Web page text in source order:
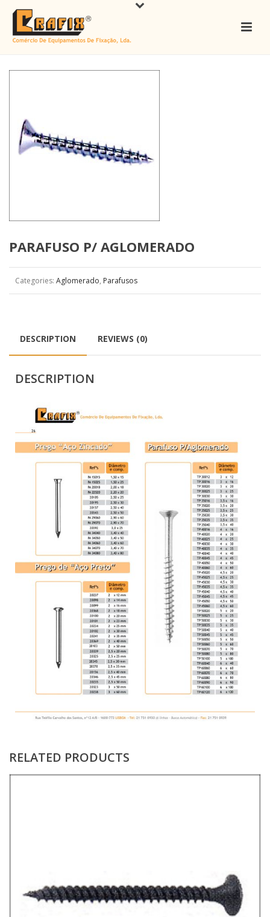
PARAFUSO P/ AGLOMERADO
Categories: Aglomerado, Parafusos
DESCRIPTION REVIEWS (0)
DESCRIPTION
RELATED PRODUCTS